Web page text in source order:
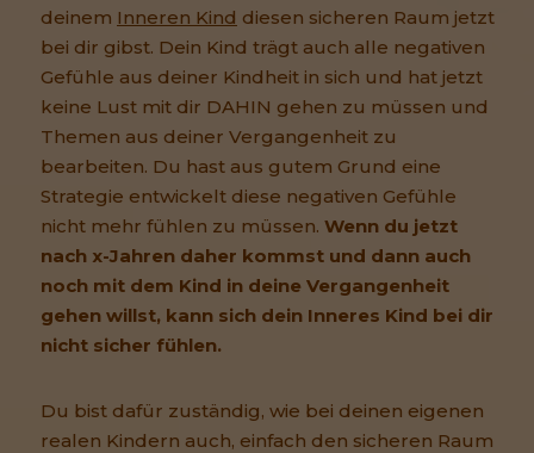
deinem Inneren Kind diesen sicheren Raum jetzt
bei dir gibst. Dein Kind trägt auch alle negativen
Gefühle aus deiner Kindheit in sich und hat jetzt
keine Lust mit dir DAHIN gehen zu müssen und
Themen aus deiner Vergangenheit zu
bearbeiten. Du hast aus gutem Grund eine
Strategie entwickelt diese negativen Gefühle
nicht mehr fühlen zu müssen. Wenn du jetzt
nach x-Jahren daher kommst und dann auch
noch mit dem Kind in deine Vergangenheit
gehen willst, kann sich dein Inneres Kind bei dir
nicht sicher fühlen.
Du bist dafür zuständig, wie bei deinen eigenen
realen Kindern auch, einfach den sicheren Raum